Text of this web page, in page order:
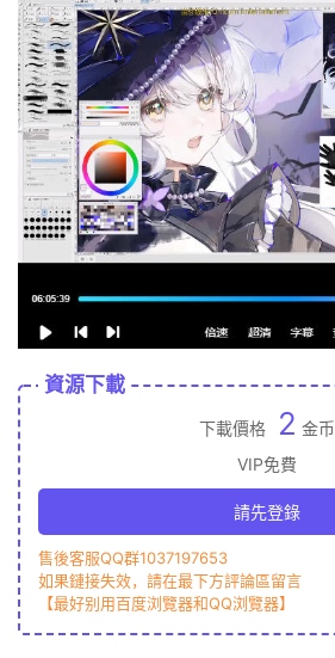
資源下載
下載價格 2 金币
VIP免費
請先登錄
售後客服QQ群1037197653
如果鏈接失效，請在最下方評論區留言
【最好别用百度浏覽器和QQ浏覽器】